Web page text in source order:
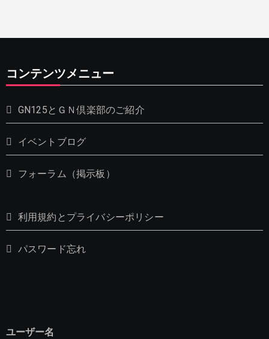
コンテンツメニュー
GN125とＧＮ倶楽部のご紹介
イベントブログ
フォーラム（掲示板）
利用規約とプライバシーポリシー
パスワード忘れ
ユーザー名